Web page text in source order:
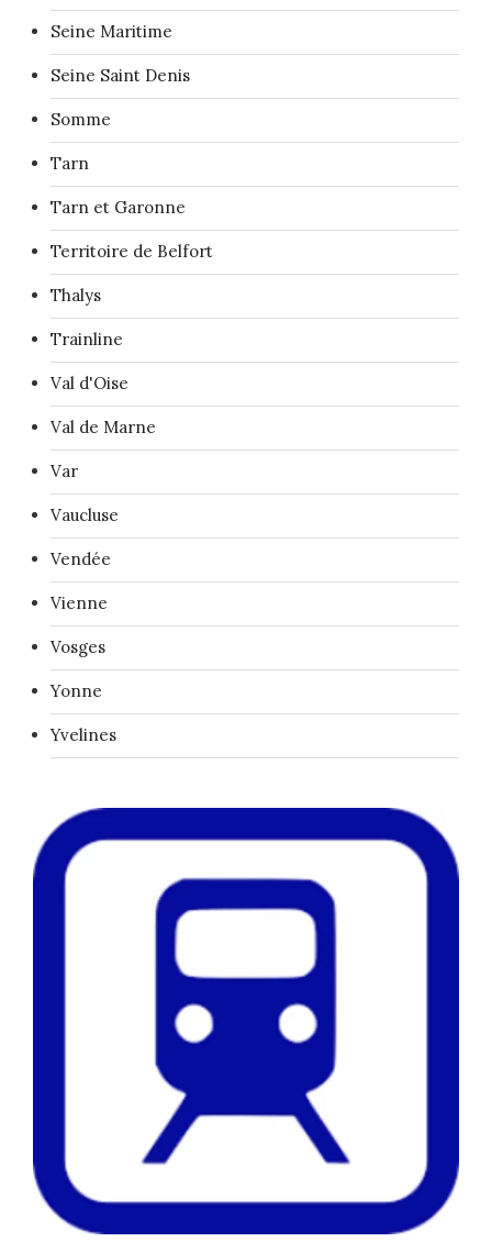
Seine Maritime
Seine Saint Denis
Somme
Tarn
Tarn et Garonne
Territoire de Belfort
Thalys
Trainline
Val d'Oise
Val de Marne
Var
Vaucluse
Vendée
Vienne
Vosges
Yonne
Yvelines